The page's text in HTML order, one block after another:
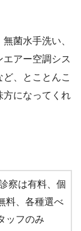
菌水手洗い、
アー空調シス
、とことんこ
方になってくれ
察は有料、個
料、各種選べ
ッフのみ